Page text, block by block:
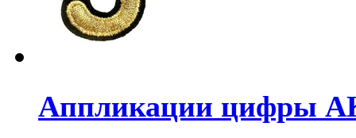
Аппликации цифры